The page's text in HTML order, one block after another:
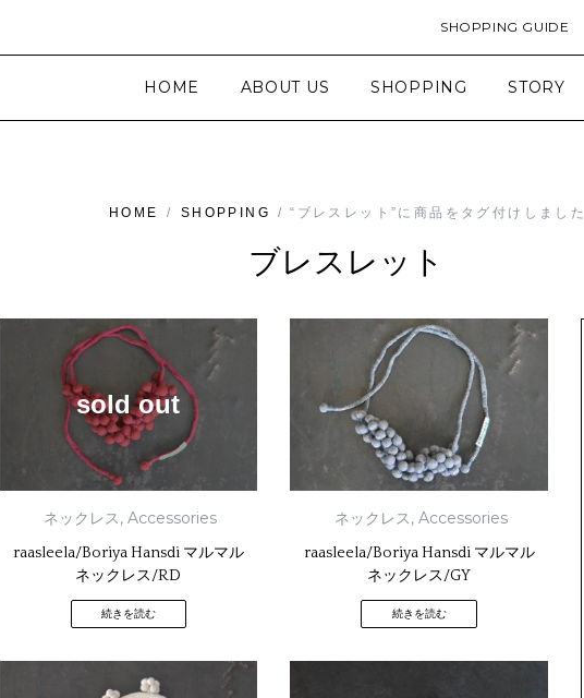
SHOPPING GUIDE
HOME ABOUT US SHOPPING STORY
HOME / SHOPPING / “ブレスレット”に商品をタグ付けしました
ブレスレット
sold out
ネックレス, Accessories
raasleela/Boriya Hansdi マルマル
ネックレス/RD
続きを読む
ネックレス, Accessories
raasleela/Boriya Hansdi マルマル
ネックレス/GY
続きを読む